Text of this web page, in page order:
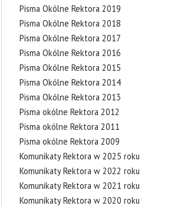
Pisma Okólne Rektora 2019
Pisma Okólne Rektora 2018
Pisma Okólne Rektora 2017
Pisma Okólne Rektora 2016
Pisma Okólne Rektora 2015
Pisma Okólne Rektora 2014
Pisma Okólne Rektora 2013
Pisma okólne Rektora 2012
Pisma okólne Rektora 2011
Pisma okólne Rektora 2009
Komunikaty Rektora w 2025 roku
Komunikaty Rektora w 2022 roku
Komunikaty Rektora w 2021 roku
Komunikaty Rektora w 2020 roku